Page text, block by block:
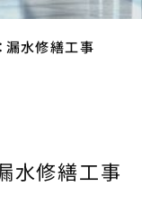
漏水修繕工事
水修繕工事